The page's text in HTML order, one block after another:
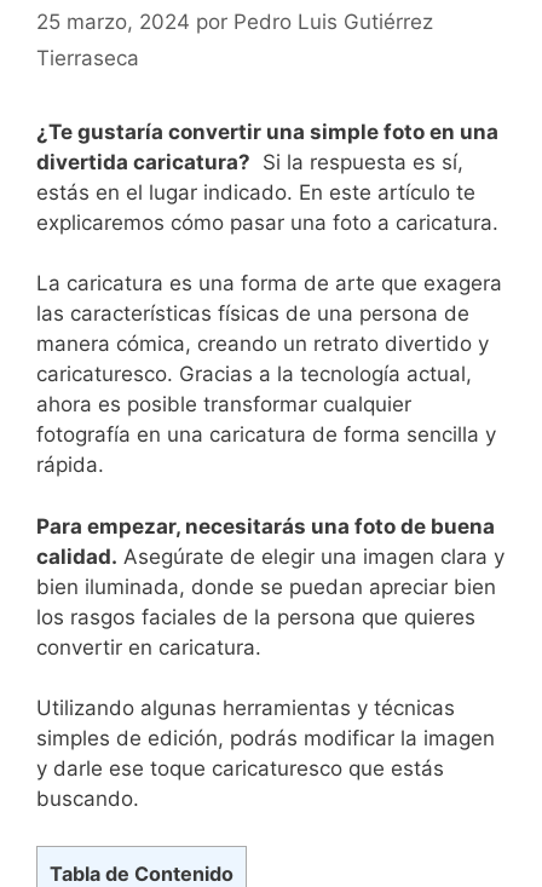
25 marzo, 2024 por Pedro Luis Gutiérrez
Tierraseca
¿Te gustaría convertir ​una simple foto‍ en una
divertida caricatura? ⁤ Si la respuesta es sí,
estás en el lugar indicado. En este artículo te
explicaremos cómo pasar una foto a caricatura.
La‍ caricatura es una forma de arte que exagera
las características físicas de una persona⁣ de
manera cómica, creando ‌un ⁣retrato divertido‌ y
caricaturesco. Gracias ​a la ⁢tecnología actual,
ahora es posible transformar cualquier
fotografía en​ una caricatura de forma ‌sencilla⁣ y⁤
rápida.
Para empezar,​ necesitarás una foto de‌ buena
calidad. Asegúrate de​ elegir una‌ imagen clara ‍y
​bien iluminada, donde se⁤ puedan apreciar bien
los rasgos ⁢faciales de la persona que ⁢quieres
convertir en caricatura.⁢
Utilizando ⁣algunas herramientas y técnicas
simples de edición, podrás modificar la imagen
y⁢ darle ese toque caricaturesco que⁤ estás
buscando.
Tabla de Contenido